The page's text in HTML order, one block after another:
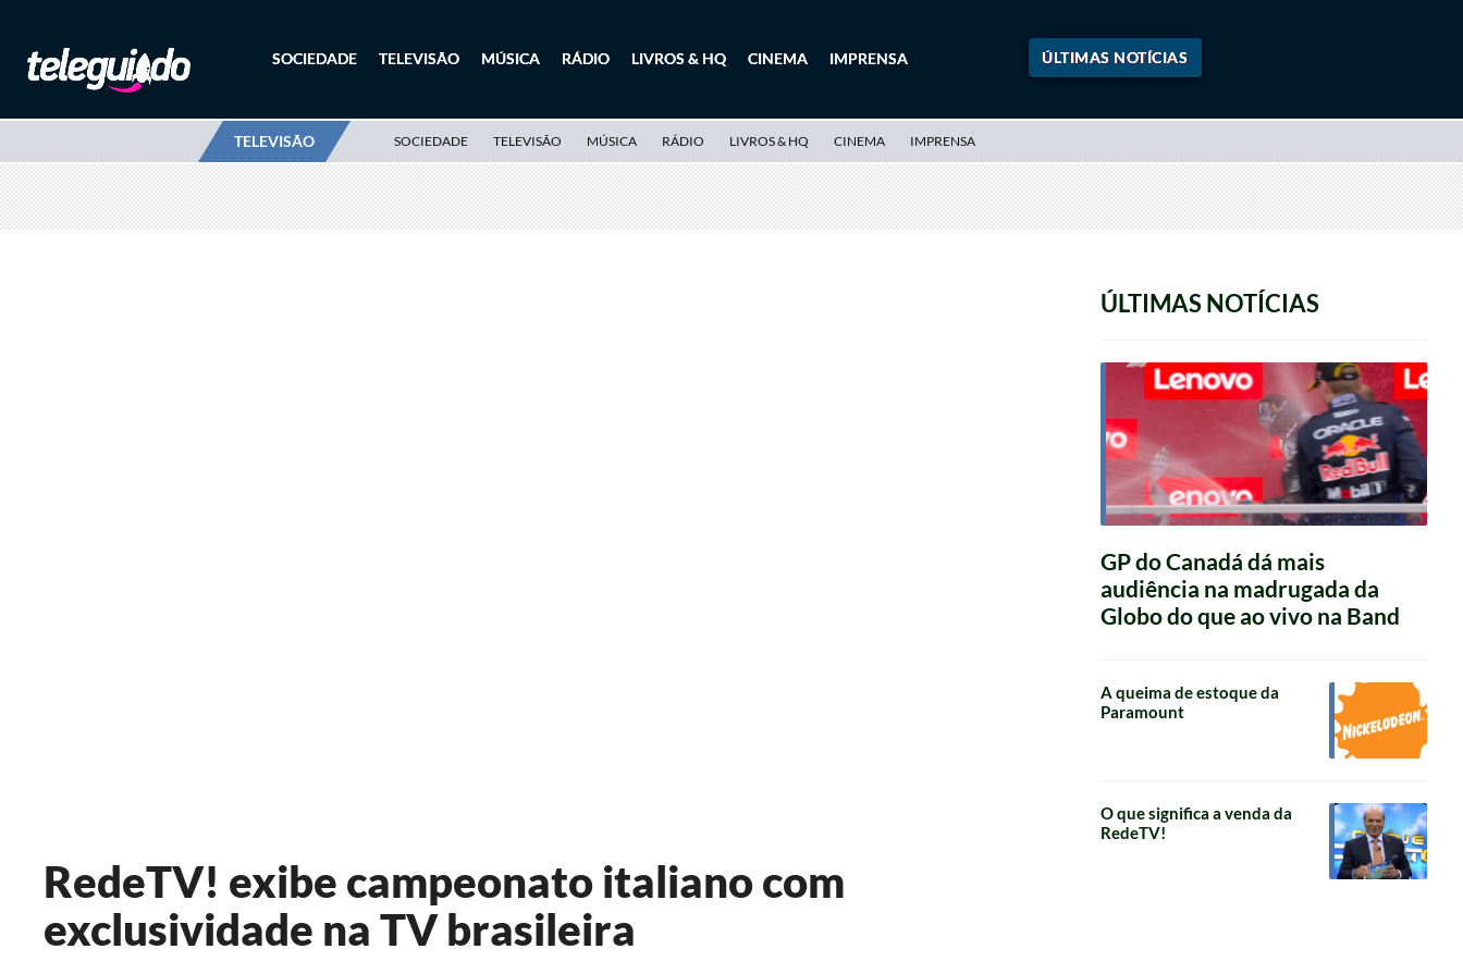
ÚLTIMAS NOTÍCIAS
SOCIEDADE TELEVISÃO MÚSICA RÁDIO LIVROS & HQ CINEMA IMPRENSA
TELEVISÃO SOCIEDADE TELEVISÃO MÚSICA RÁDIO LIVROS & HQ CINEMA IMPRENSA
RedeTV! exibe campeonato italiano com
exclusividade na TV brasileira
ÚLTIMAS NOTÍCIAS
GP do Canadá dá mais
audiência na madrugada da
Globo do que ao vivo na Band
A queima de estoque da
Paramount
O que significa a venda da
RedeTV!